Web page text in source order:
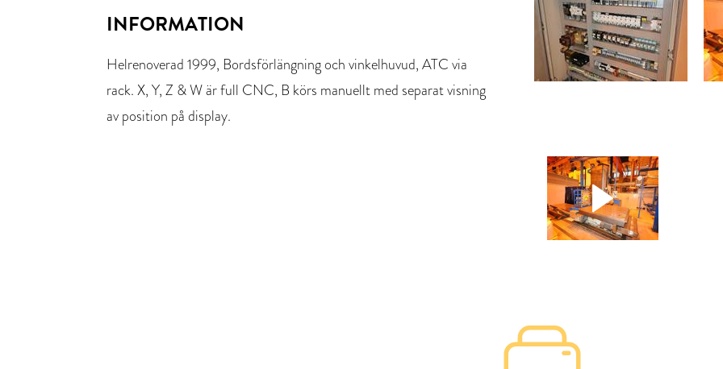
INFORMATION
Helrenoverad 1999, Bordsförlängning och vinkelhuvud, ATC via
rack. X, Y, Z & W är full CNC, B körs manuellt med separat visning
av position på display.